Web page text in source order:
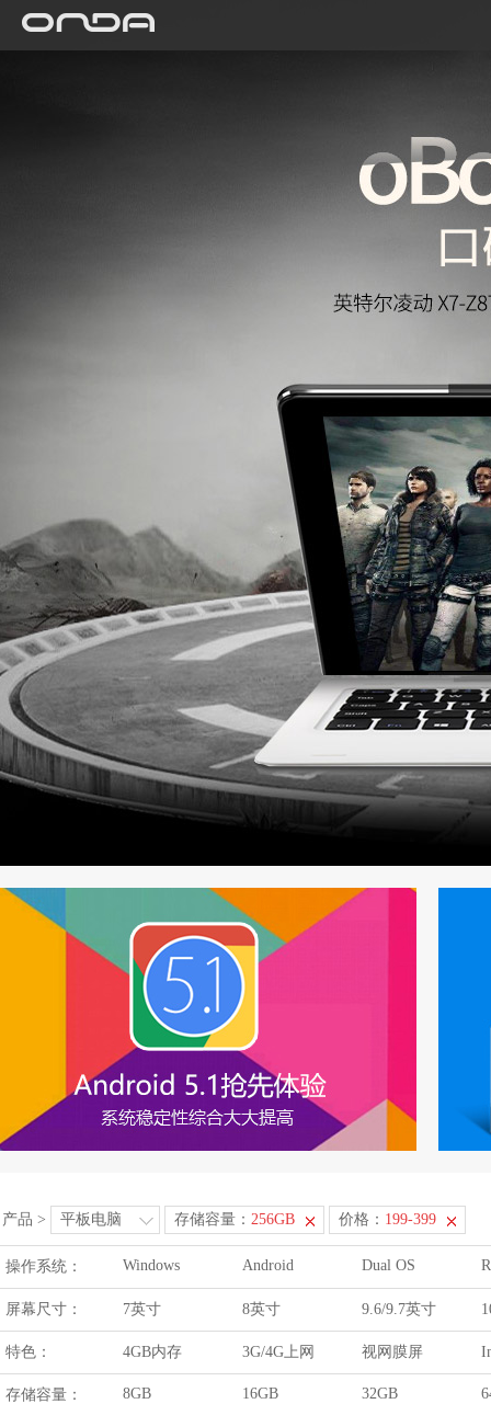
产品 > 平板电脑 存储容量： 256GB 价格： 199-399
操作系统： Windows Android Dual OS
屏幕尺寸： 7英寸 8英寸 9.6/9.7英寸
特色： 4GB内存 3G/4G上网 视网膜屏
存储容量： 8GB 16GB 32GB